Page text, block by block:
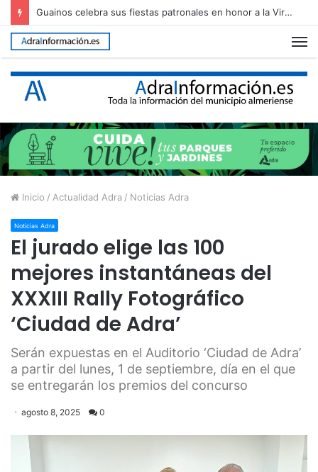
Guainos celebra sus fiestas patronales en honor a la Virgen de los Dolores
Inicio / Actualidad Adra / Noticias Adra
Noticias Adra
El jurado elige las 100
mejores instantáneas del
XXXIII Rally Fotográfico
‘Ciudad de Adra’
Serán expuestas en el Auditorio ‘Ciudad de Adra’
a partir del lunes, 1 de septiembre, día en el que
se entregarán los premios del concurso
agosto 8, 2025 0